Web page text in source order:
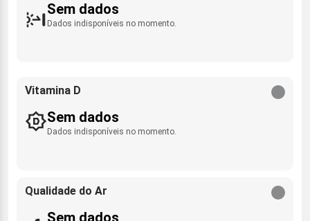
Sem dados
Dados indisponíveis no momento.
Vitamina D
Sem dados
Dados indisponíveis no momento.
Qualidade do Ar
Sem dados